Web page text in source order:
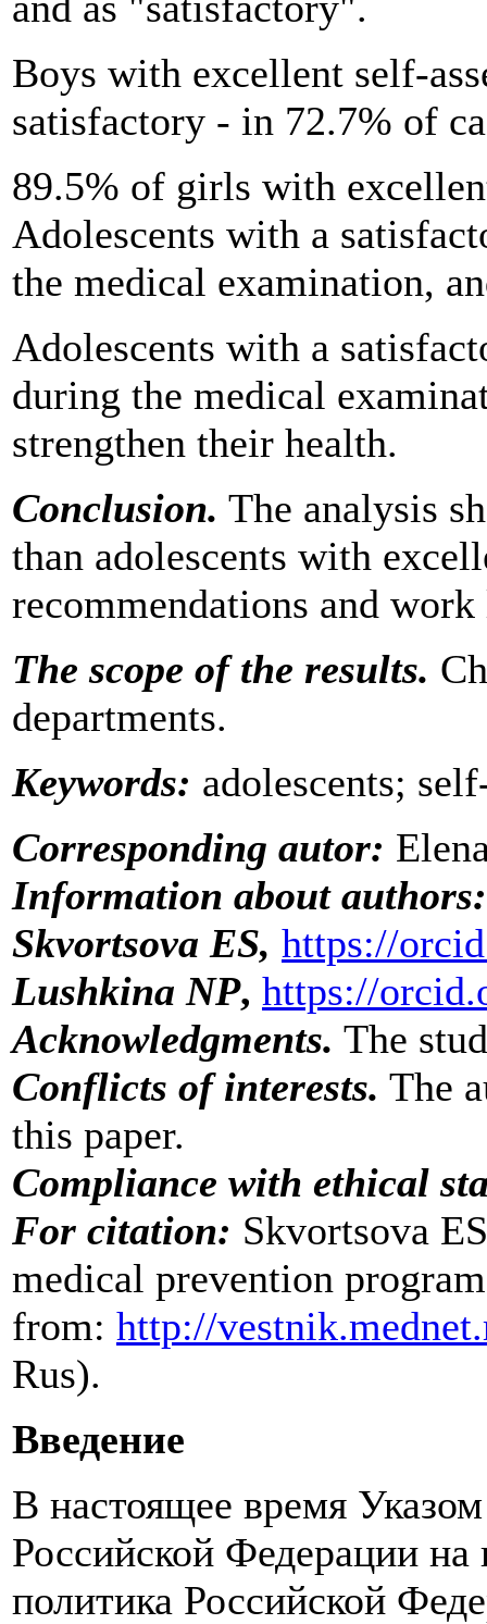
Boys with excellent self-
satisfactory - in 72.7% of
89.5% of girls with
Adolescents with a
the medical examination,
Adolescents with a
during the medical
strengthen their health.
Conclusion. The analysis
than adolescents with
recommendations and
The scope of the results.
departments.
Keywords: adolescents;
Corresponding autor:
Information about authors:
Skvortsova ES, https://
Lushkina NP, https://
Acknowledgments. The
Conflicts of interests. The
this paper.
Compliance with ethical
For citation: Skvortsova
medical prevention
from: http://
Rus).
Введение
В настоящее время
Российской Федерации на
политика Российской